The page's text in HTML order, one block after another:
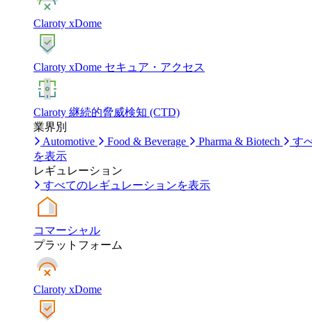
Claroty xDome
Claroty xDome セキュア・アクセス
Claroty 継続的脅威検知 (CTD)
業界別
Automotive
Food & Beverage Pharma & Biotech
す
を表示
レギュレーション
すべてのレギュレーションを表示
コマーシャル
プラットフォーム
Claroty xDome